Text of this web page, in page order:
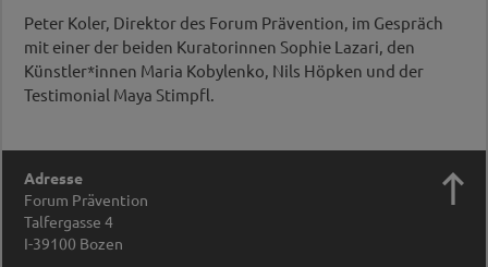
Peter Koler, Direktor des Forum Prävention, im Gespräch
mit einer der beiden Kuratorinnen Sophie Lazari, den
Künstler*innen Maria Kobylenko, Nils Höpken und der
Testimonial Maya Stimpfl.
Adresse
Forum Prävention
Talfergasse 4
I-39100 Bozen
